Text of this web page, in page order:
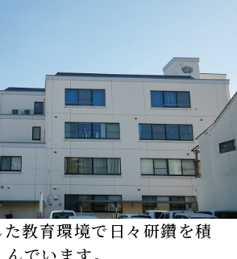
教育環境で日々研鑽を積
んでいます。